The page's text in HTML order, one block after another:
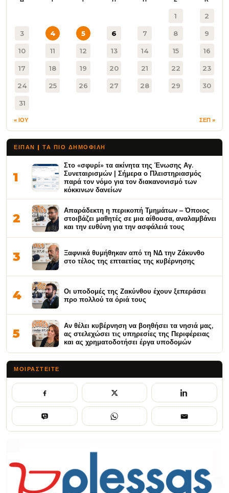
1 2
3 4 5 6 7 8 9
10 11 12 13 14 15 16
17 18 19 20 21 22 23
24 25 26 27 28 29 30
31
« ΙΟΥ ΣΕΠ »
ΕΙΠΑΝ | ΤΑ ΠΙΟ ΔΗΜΟΦΙΛΉ
1
Στο «σφυρί» τα ακίνητα της Ένωσης Αγ.
Συνεταιρισμών | Σήμερα ο Πλειστηριασμός
παρά τον νόμο για τον διακανονισμό των
κόκκινων δανείων
2
Απαράδεκτη η περικοπή Τμημάτων – Όποιος
στοιβάζει μαθητές σε μια αίθουσα, αναλαμβάνει
και την ευθύνη για την ασφάλειά τους
3
Ξαφνικά θυμήθηκαν από τη ΝΔ την Ζάκυνθο
στο τέλος της επταετίας της κυβέρνησης
4
Οι υποδομές της Ζακύνθου έχουν ξεπεράσει
προ πολλού τα όριά τους
5
Αν θέλει κυβέρνηση να βοηθήσει τα νησιά μας,
ας στελεχώσει τις υπηρεσίες της Περιφέρειας
και ας χρηματοδοτήσει έργα υποδομών
ΜΟΙΡΑΣΤΕΊΤΕ